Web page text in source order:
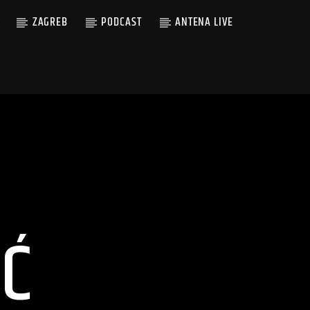
ZAGREB PODCAST ANTENA LIVE